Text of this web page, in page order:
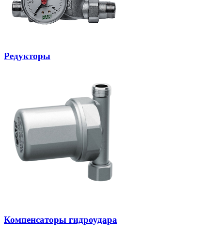
Редукторы
Компенсаторы гидроудара